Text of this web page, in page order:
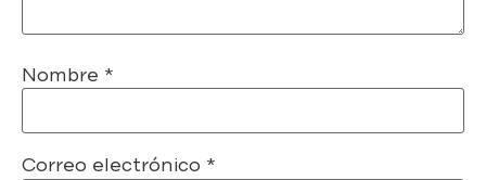
Nombre *
Correo electrónico *